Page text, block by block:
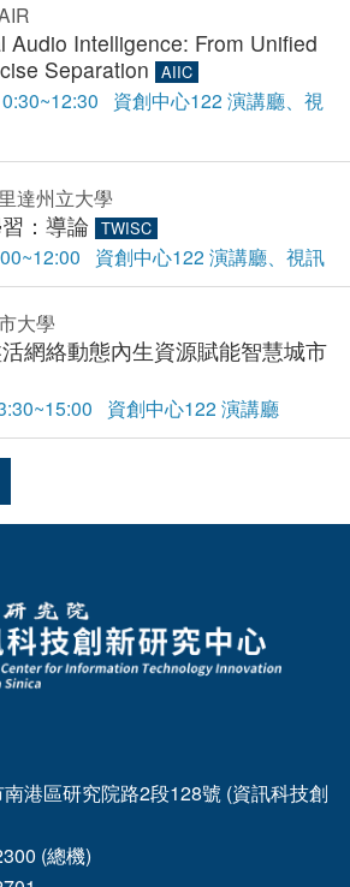
Audio Intelligence: From Unified
Separation AIIC
資創中心122 演講廳、視
達州立大學
：導論 TWISC
資創中心122 演講廳、視訊
大學
網絡動態內生資源賦能智慧城市
資創中心122 演講廳
港區研究院路2段128號 (資訊科技創
(總機)